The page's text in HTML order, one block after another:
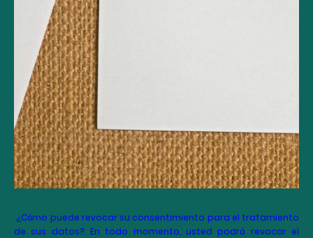
¿Cómo puede revocar su consentimiento para el tratamiento
de sus datos?: En todo momento, usted podrá revocar el